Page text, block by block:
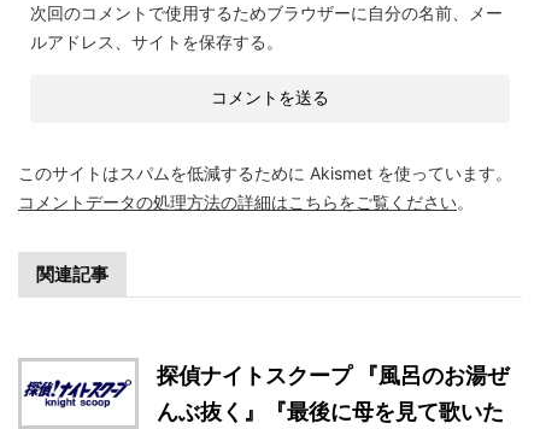
次回のコメントで使用するためブラウザーに自分の名前、メー
ルアドレス、サイトを保存する。
このサイトはスパムを低減するために Akismet を使っています。
コメントデータの処理方法の詳細はこちらをご覧ください。
関連記事
探偵ナイトスクープ 『風呂のお湯ぜ
んぶ抜く』『最後に母を見て歌いた